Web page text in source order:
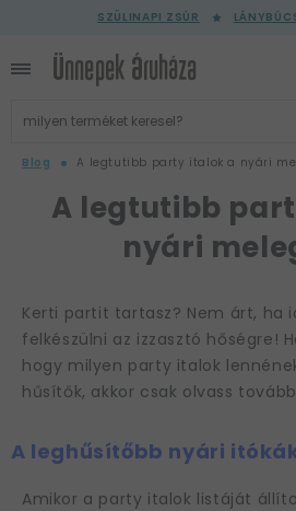
SZÜLINAPI ZSÚR
Blog A legtutibb party italok a nyári
A legtutibb
nyári
Kerti partit tartasz? Nem árt, ha
felkészülni az izzasztó hőségre!
hogy milyen party italok
hűsítők, akkor csak olvass
A leghűsítőbb nyári
Amikor a party italok listáját